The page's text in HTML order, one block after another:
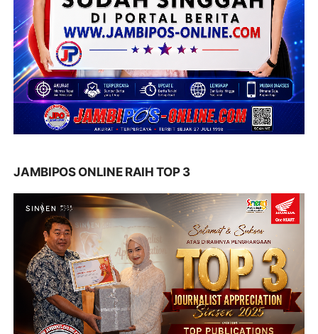
JAMBIPOS ONLINE RAIH TOP 3